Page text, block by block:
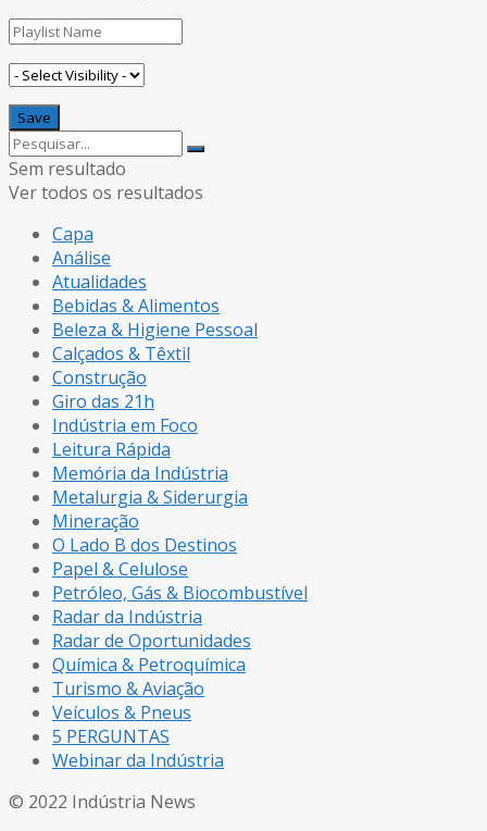
Sem resultado
Ver todos os resultados
Capa
Análise
Atualidades
Bebidas & Alimentos
Beleza & Higiene Pessoal
Calçados & Têxtil
Construção
Giro das 21h
Indústria em Foco
Leitura Rápida
Memória da Indústria
Metalurgia & Siderurgia
Mineração
O Lado B dos Destinos
Papel & Celulose
Petróleo, Gás & Biocombustível
Radar da Indústria
Radar de Oportunidades
Química & Petroquímica
Turismo & Aviação
Veículos & Pneus
5 PERGUNTAS
Webinar da Indústria
© 2022 Indústria News